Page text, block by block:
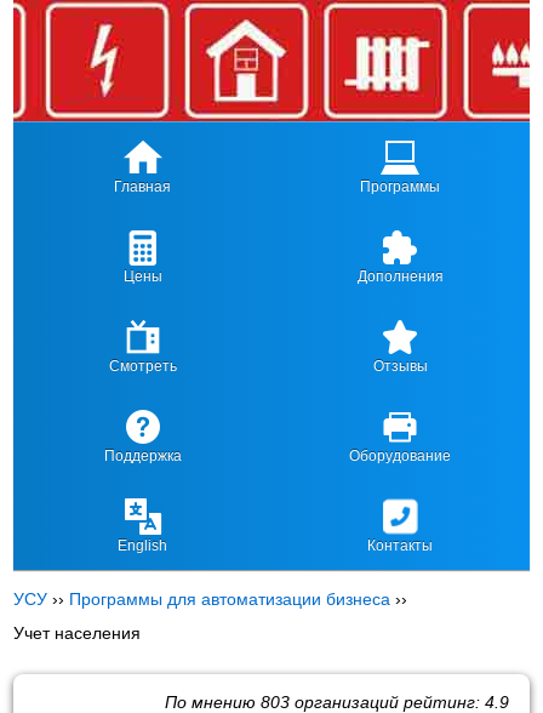
Главная Программы
Цены Дополнения
Смотреть Отзывы
Поддержка Оборудование
English Контакты
УСУ ›› Программы для автоматизации бизнеса ››
Учет населения
По мнению 803организаций рейтинг: 4.9